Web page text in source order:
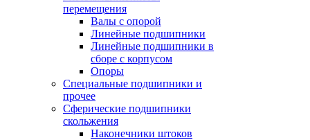
перемещения
Валы с опорой
Линейные подшипники
Линейные подшипники в
сборе с корпусом
Опоры
Специальные подшипники и
прочее
Сферические подшипники
скольжения
Наконечники штоков